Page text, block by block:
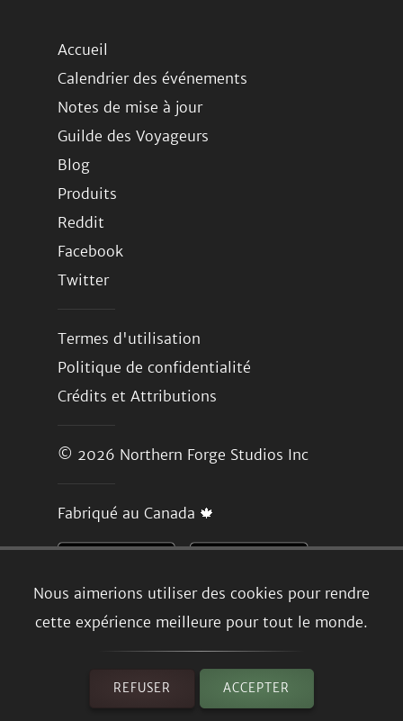
Nous aimerions utiliser des cookies pour rendre
cette expérience meilleure pour tout le monde.
REFUSER ACCEPTER
Accueil
Calendrier des événements
Notes de mise à jour
Guilde des Voyageurs
Blog
Produits
Reddit
Facebook
Twitter
Termes d'utilisation
Politique de confidentialité
Crédits et Attributions
© 2026 Northern Forge Studios Inc
Fabriqué au Canada 🍁